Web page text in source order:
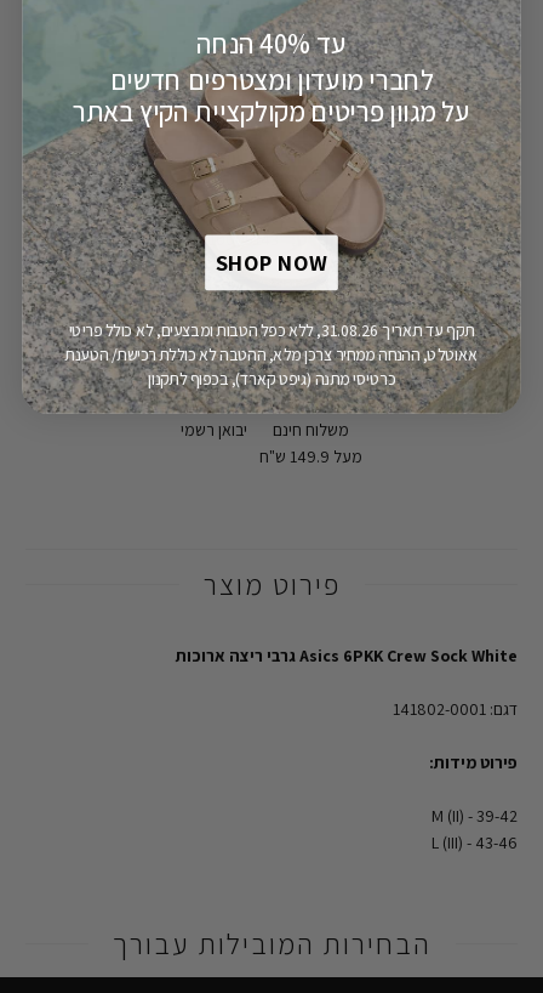
10%הנחה | חיסכון של₪12לחברי מועדון
סרגל מידות
מידה
II
III
מק"ט: 110005143
הוספה לסל
משלוח חינם
מעל 149.9 ש"ח
יבואן רשמי
פירוט מוצר
Asics 6PKK Crew Sock White גרבי ריצה ארוכות
דגם: 141802-0001
פירוט מידות:
39-42 - M (II)
43-46 - L (III)
הבחירות המובילות עבורך
עד 40% הנחה
לחברי מועדון ומצטרפים חדשים
על מגוון פריטים מקולקציית הקיץ באתר
SHOP NOW
תקף עד תאריך 31.08.26, ללא כפל הטבות ומבצעים, לא כולל פריטי
אאוטלט, ההנחה ממחיר צרכן מלא, ההטבה לא כוללת רכישת/ הטענת
כרטיסי מתנה (גיפט קארד), בכפוף לתקנון